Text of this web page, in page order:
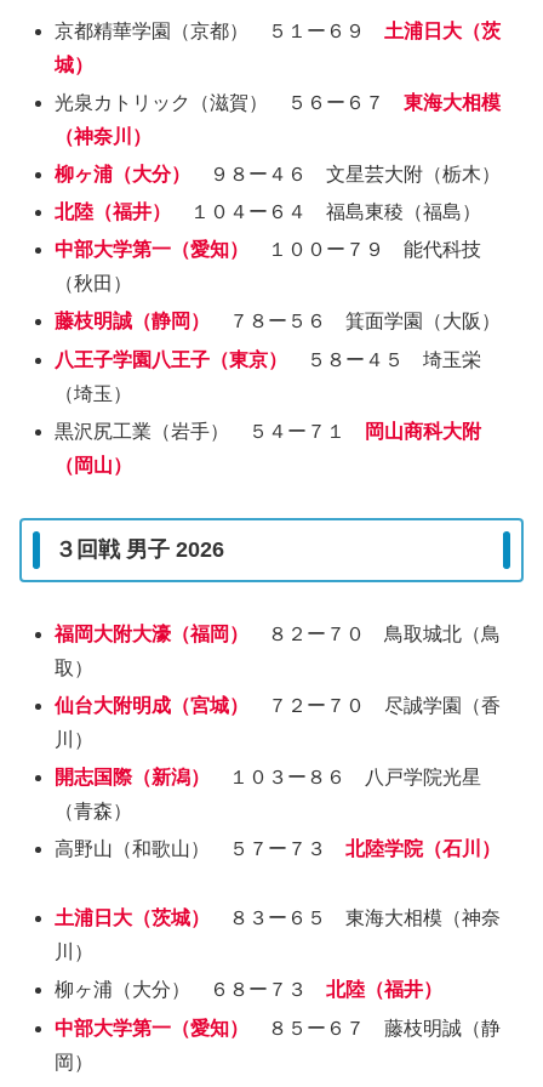
京都精華学園（京都） ５１ー６９ 土浦日大（茨
城）
光泉カトリック（滋賀） ５６ー６７東海大相模
（神奈川）
柳ヶ浦（大分）
９８ー４６ 文星芸大附（栃木）
北陸（福井）
１０４ー６４ 福島東稜（福島）
中部大学第一（愛知）
１００ー７９ 能代科技
（秋田）
藤枝明誠（静岡）
７８ー５６ 箕面学園（大阪）
八王子学園八王子（東京）
５８ー４５ 埼玉栄
（埼玉）
黒沢尻工業（岩手） ５４ー７１
岡山商科大附
（岡山）
３回戦 男子 2026
福岡大附大濠（福岡）
８２ー７０ 鳥取城北（鳥
取）
仙台大附明成（宮城）
７２ー７０ 尽誠学園（香
川）
開志国際（新潟）
１０３ー８６ 八戸学院光星
（青森）
高野山（和歌山） ５７ー７３北陸学院（石川）
土浦日大（茨城）
８３ー６５ 東海大相模（神奈
川）
柳ヶ浦（大分） ６８ー７３北陸（福井）
中部大学第一（愛知）
８５ー６７ 藤枝明誠（静
岡）